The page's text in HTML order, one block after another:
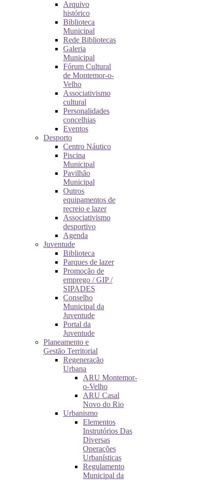
Arquivo
histórico
Biblioteca
Municipal
Rede Bibliotecas
Galeria
Municipal
Fórum Cultural
de Montemor-o-
Velho
Associativismo
cultural
Personalidades
concelhias
Eventos
Desporto
Centro Náutico
Piscina
Municipal
Pavilhão
Municipal
Outros
equipamentos de
recreio e lazer
Associativismo
desportivo
Agenda
Juventude
Biblioteca
Parques de lazer
Promoção de
emprego / GIP /
SIPADES
Conselho
Municipal da
Juventude
Portal da
Juventude
Planeamento e
Gestão Territorial
Regeneração
Urbana
ARU Montemor-
o-Velho
ARU Casal
Novo do Rio
Urbanismo
Elementos
Instrutórios Das
Diversas
Operações
Urbanísticas
Regulamento
Municipal da